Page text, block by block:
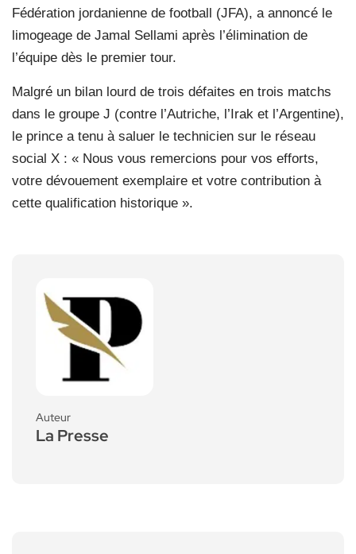
Fédération jordanienne de football (JFA), a annoncé le
limogeage de Jamal Sellami après l’élimination de
l’équipe dès le premier tour.
Malgré un bilan lourd de trois défaites en trois matchs
dans le groupe J (contre l’Autriche, l’Irak et l’Argentine),
le prince a tenu à saluer le technicien sur le réseau
social X : « Nous vous remercions pour vos efforts,
votre dévouement exemplaire et votre contribution à
cette qualification historique ».
Auteur
La Presse